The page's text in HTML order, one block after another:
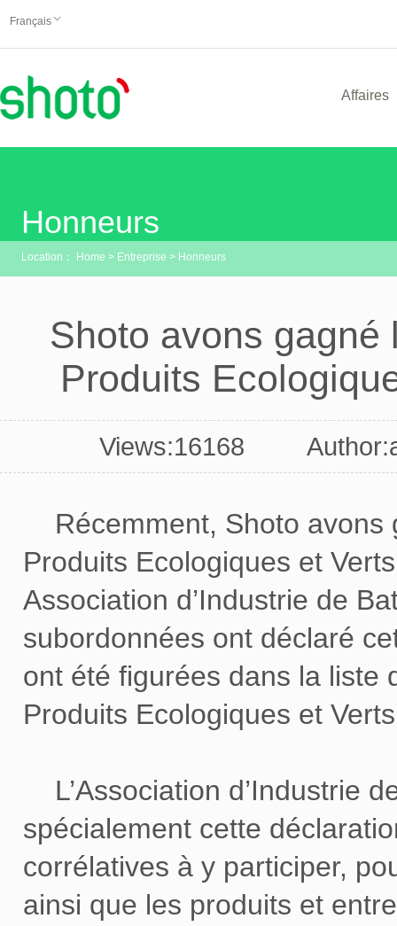
Français
Affaires
Honneurs
Location： Home > Entreprise > Honneurs
Shoto avons gagné
Produits
Views:16168
Récemment, Shoto avons
Produits Ecologiques et
Association d’Industrie de
subordonnées ont déclaré
ont été figurées dans la liste
Produits Ecologiques et
L’Association d’Industrie
spécialement cette
corrélatives à y participer,
ainsi que les produits et